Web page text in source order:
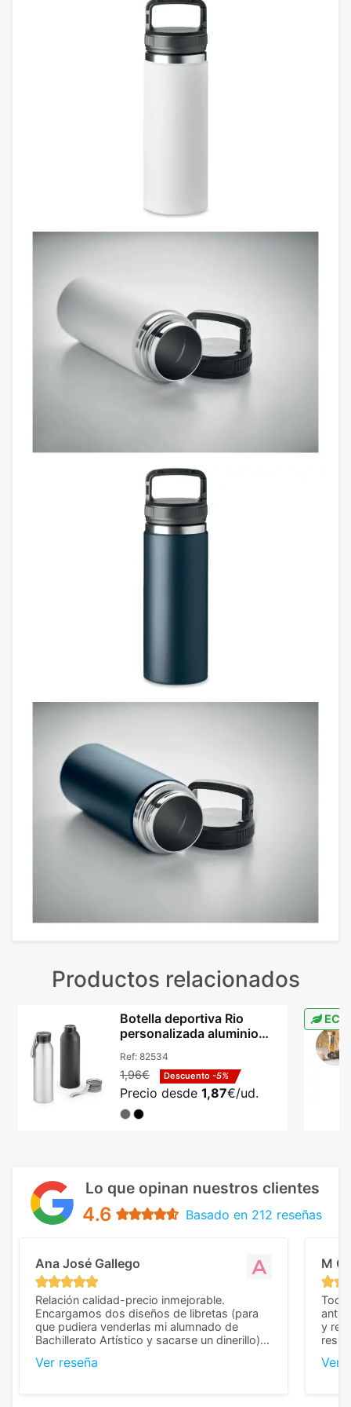
Productos relacionados
Botella deportiva Rio
personalizada aluminio
Ref: 82534
1,96€ Descuento -5%
Precio desde 1,87€/ud.
ECO
Lo que opinan nuestros clientes
4.6 Basado en 212 reseñas
Ana José Gallego
Relación calidad-precio inmejorable.
Encargamos dos diseños de libretas (para
que pudiera venderlas mi alumnado de
Bachillerato Artístico y sacarse un dinerillo) y
diferencia, con libretas de muy buena calidad
Ver reseña
M C
Todo
y
Ver